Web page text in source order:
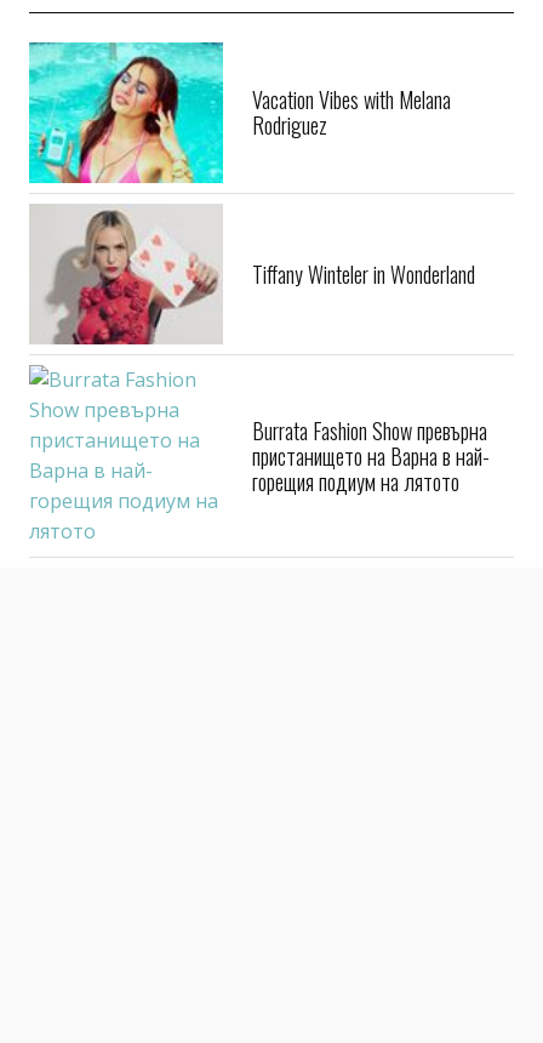
Vacation Vibes with Melana
Rodriguez
Tiffany Winteler in Wonderland
Burrata Fashion Show превърна
пристанището на Варна в най-
горещия подиум на лятото